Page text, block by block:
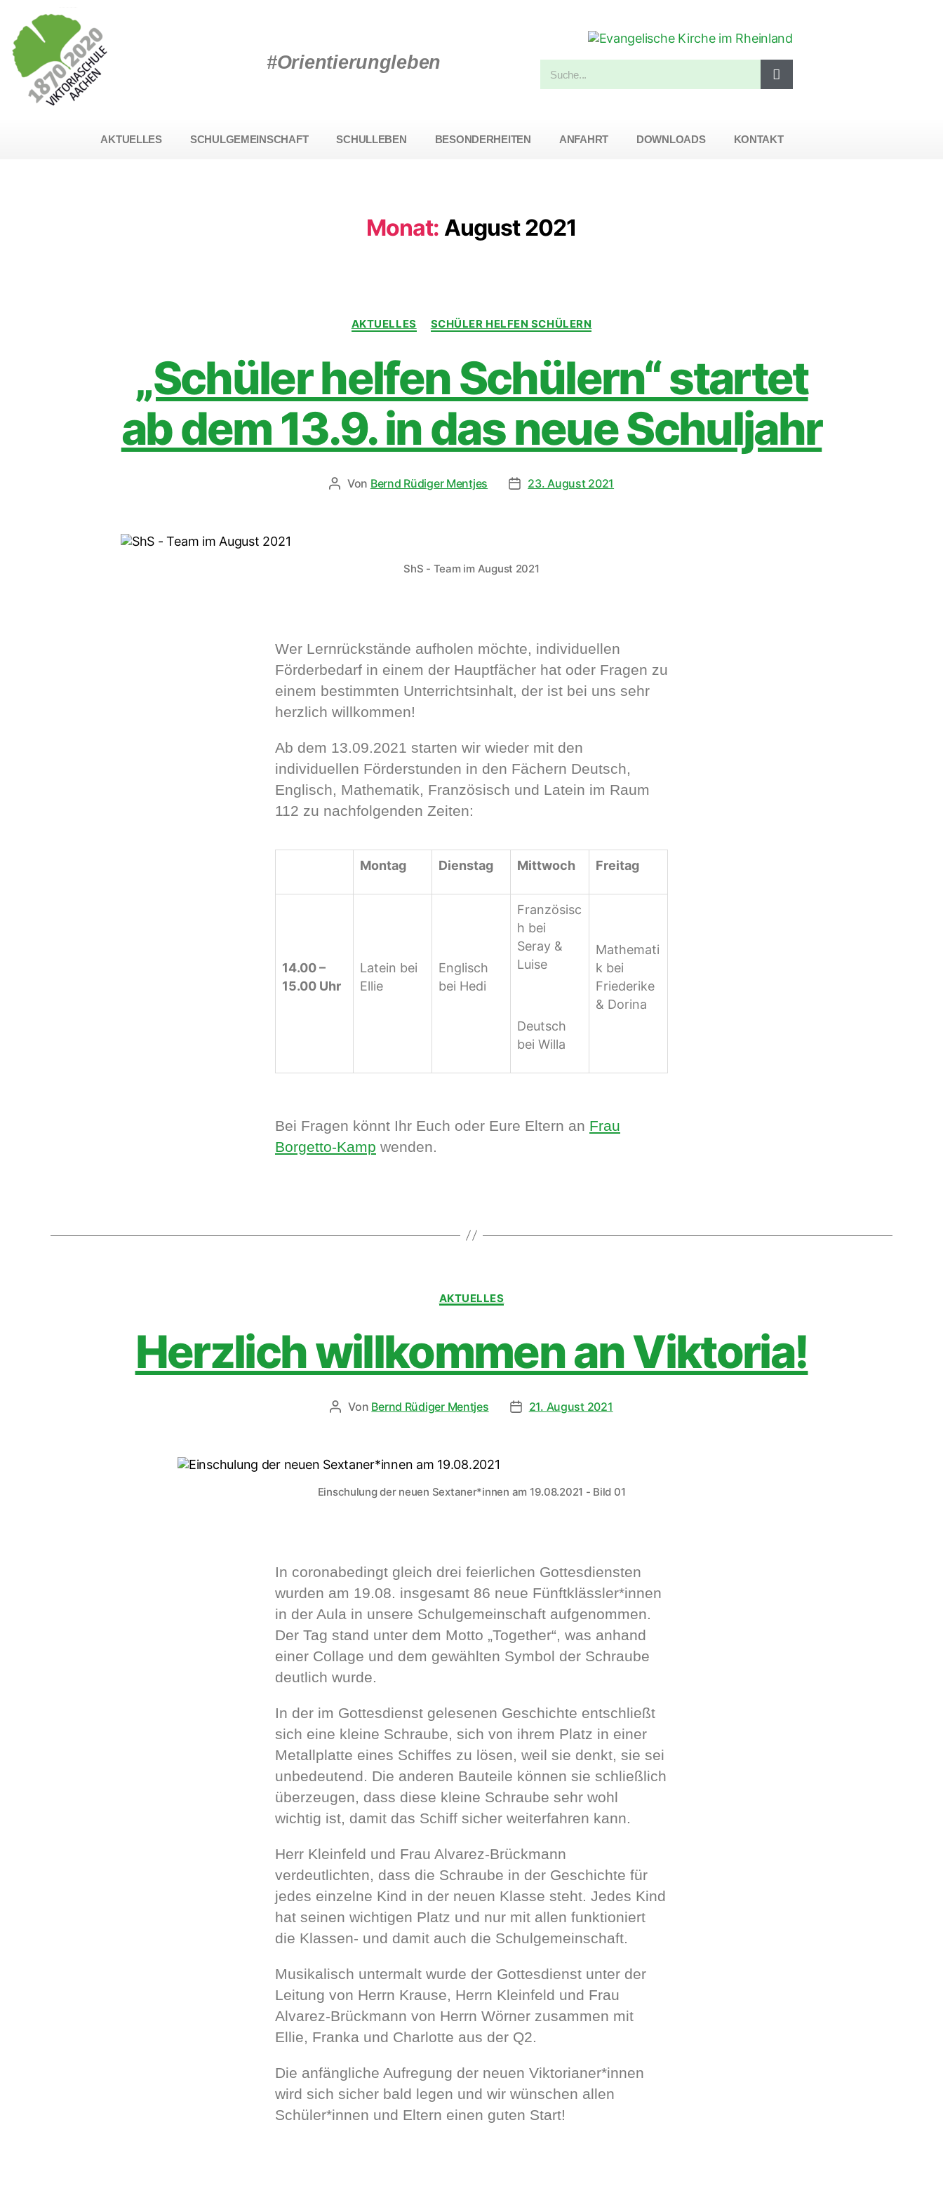
#Orientierungleben
AKTUELLES SCHULGEMEINSCHAFT SCHULLEBEN BESONDERHEITEN ANFAHRT DOWNLOADS KONTAKT
Monat: August 2021
AKTUELLES SCHÜLER HELFEN SCHÜLERN
„Schüler helfen Schülern“ startet
ab dem 13.9. in das neue Schuljahr
Von Bernd Rüdiger Mentjes 23. August 2021
ShS - Team im August 2021
Wer Lernrückstände aufholen möchte, individuellen
Förderbedarf in einem der Hauptfächer hat oder Fragen zu
einem bestimmten Unterrichtsinhalt, der ist bei uns sehr
herzlich willkommen!
Ab dem 13.09.2021 starten wir wieder mit den
individuellen Förderstunden in den Fächern Deutsch,
Englisch, Mathematik, Französisch und Latein im Raum
112 zu nachfolgenden Zeiten:
Montag Dienstag Mittwoch Freitag
14.00 –
15.00 Uhr
Latein bei
Ellie
Englisch
bei Hedi
Französisc
h bei
Seray &
Luise
Deutsch
bei Willa
Mathemati
k bei
Friederike
& Dorina
Bei Fragen könnt Ihr Euch oder Eure Eltern an Frau
Borgetto-Kamp wenden.
AKTUELLES
Herzlich willkommen an Viktoria!
Von Bernd Rüdiger Mentjes 21. August 2021
Einschulung der neuen Sextaner*innen am 19.08.2021 - Bild 01
In coronabedingt gleich drei feierlichen Gottesdiensten
wurden am 19.08. insgesamt 86 neue Fünftklässler*innen
in der Aula in unsere Schulgemeinschaft aufgenommen.
Der Tag stand unter dem Motto „Together“, was anhand
einer Collage und dem gewählten Symbol der Schraube
deutlich wurde.
In der im Gottesdienst gelesenen Geschichte entschließt
sich eine kleine Schraube, sich von ihrem Platz in einer
Metallplatte eines Schiffes zu lösen, weil sie denkt, sie sei
unbedeutend. Die anderen Bauteile können sie schließlich
überzeugen, dass diese kleine Schraube sehr wohl
wichtig ist, damit das Schiff sicher weiterfahren kann.
Herr Kleinfeld und Frau Alvarez-Brückmann
verdeutlichten, dass die Schraube in der Geschichte für
jedes einzelne Kind in der neuen Klasse steht. Jedes Kind
hat seinen wichtigen Platz und nur mit allen funktioniert
die Klassen- und damit auch die Schulgemeinschaft.
Musikalisch untermalt wurde der Gottesdienst unter der
Leitung von Herrn Krause, Herrn Kleinfeld und Frau
Alvarez-Brückmann von Herrn Wörner zusammen mit
Ellie, Franka und Charlotte aus der Q2.
Die anfängliche Aufregung der neuen Viktorianer*innen
wird sich sicher bald legen und wir wünschen allen
Schüler*innen und Eltern einen guten Start!